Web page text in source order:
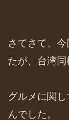
さてさて、
たが、台湾同
グルメに関
んでした。